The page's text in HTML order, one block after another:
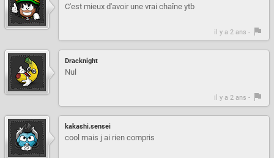
C'est mieux d'avoir une vrai chaîne ytb
il y a 2 ans -
Dracknight
Nul
il y a 2 ans -
kakashi.sensei
cool mais j ai rien compris